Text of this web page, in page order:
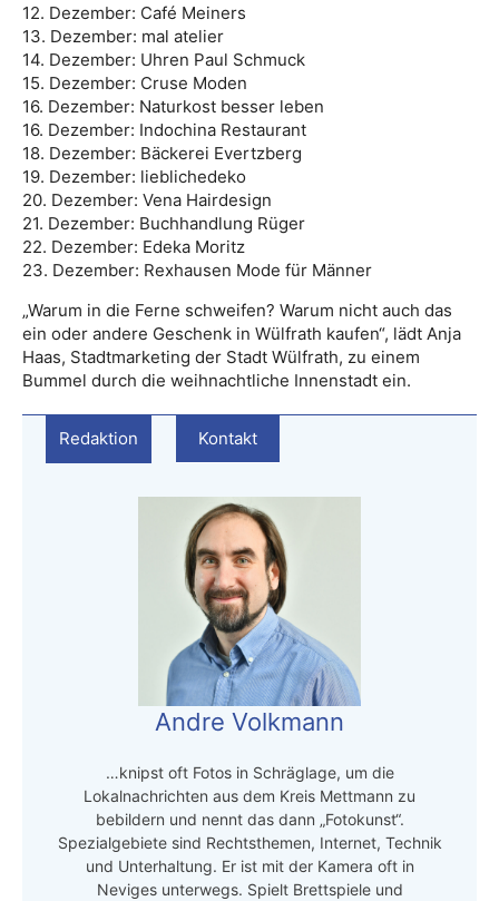
12. Dezember: Café Meiners
13. Dezember: mal atelier
14. Dezember: Uhren Paul Schmuck
15. Dezember: Cruse Moden
16. Dezember: Naturkost besser leben
16. Dezember: Indochina Restaurant
18. Dezember: Bäckerei Evertzberg
19. Dezember: lieblichedeko
20. Dezember: Vena Hairdesign
21. Dezember: Buchhandlung Rüger
22. Dezember: Edeka Moritz
23. Dezember: Rexhausen Mode für Männer
„Warum in die Ferne schweifen? Warum nicht auch das
ein oder andere Geschenk in Wülfrath kaufen“, lädt Anja
Haas, Stadtmarketing der Stadt Wülfrath, zu einem
Bummel durch die weihnachtliche Innenstadt ein.
Redaktion Kontakt
Andre Volkmann
…knipst oft Fotos in Schräglage, um die
Lokalnachrichten aus dem Kreis Mettmann zu
bebildern und nennt das dann „Fotokunst“.
Spezialgebiete sind Rechtsthemen, Internet, Technik
und Unterhaltung. Er ist mit der Kamera oft in
Neviges unterwegs. Spielt Brettspiele und